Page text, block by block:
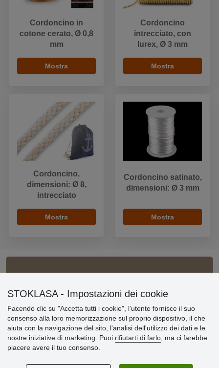
Cordoncino in
cotone cerato, Ø 0,8
mm
Mostra
Cordoncino
intrecciato, con
lurex, Ø 3 mm
Mostra
Cordoncino,
dimensioni: Ø 8,
intrecciato
Mostra
Cordoncino satinato,
dimensioni: Ø 3 mm
Mostra
» Impostazioni dei cookie
» Termini & Condizioni
» Informativa sulla Privacy
» Consegna e pagamento
» Garanzia e resi
» Programma fedeltà
STOKLASA - Impostazioni dei cookie
Facendo clic su "Accetta tutti i cookie", l’utente fornisce il suo
consenso alla loro memorizzazione sul proprio dispositivo, il che
aiuta con la navigazione del sito, l'analisi dell'utilizzo dei dati e le
nostre iniziative di marketing. Puoi rifiutarti di farlo , ma ci farebbe
piacere avere il tuo consenso.